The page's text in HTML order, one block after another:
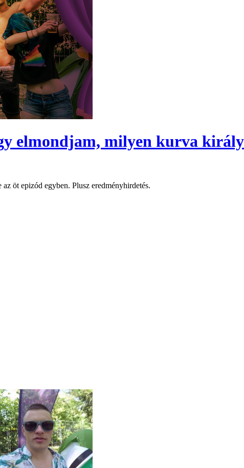
elmondjam, milyen kurva
öt epizód egyben. Plusz eredményhirdetés.